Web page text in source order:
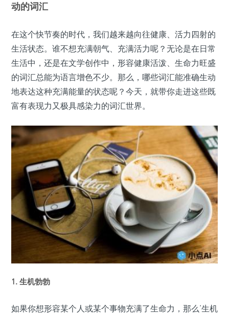
动的词汇
在这个快节奏的时代，我们越来越向往健康、活力四射的
生活状态。谁不想充满朝气、充满活力呢？无论是在日常
生活中，还是在文学创作中，形容健康活泼、生命力旺盛
的词汇总能为语言增色不少。那么，哪些词汇能准确生动
地表达这种充满能量的状态呢？今天，就带你走进这些既
富有表现力又极具感染力的词汇世界。
1. 生机勃勃
如果你想形容某个人或某个事物充满了生命力，那么‘生机